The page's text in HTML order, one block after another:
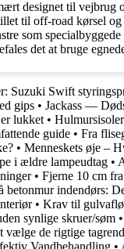
designet til vejbrug
til off-road kørsel og
som
det at bruge
Suzuki Swift
gips • Jackass —
lukket •
guide • Fra
• Menneskets øje –
i ældre lampeudtag •
• Fjerne 10 cm
betonmur indendørs:
• Krav til
synlige skruer/søm •
vælge de rigtige
Vandbehandling •